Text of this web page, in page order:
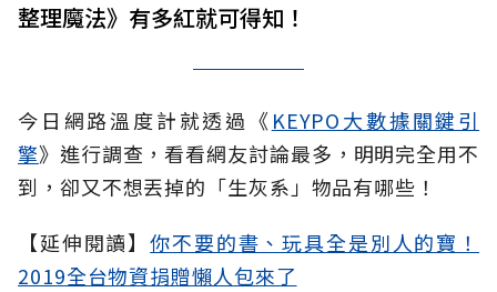
整理魔法》有多紅就可得知！
今日網路溫度計就透過《KEYPO大數據關鍵引
擎》進行調查，看看網友討論最多，明明完全用不
到，卻又不想丟掉的「生灰系」物品有哪些！
【延伸閱讀】你不要的書、玩具全是別人的寶！
2019全台物資捐贈懶人包來了